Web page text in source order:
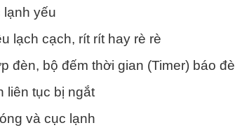
lạnh yếu
lạch cạch, rít rít hay rè rè
đèn, bộ đếm thời gian (Timer) báo đè
liên tục bị ngắt
và cục lạnh
SỬA MÁY NƯỚC NÓNG
Nước Nóng Quận 1
Nước Nóng Quận 3